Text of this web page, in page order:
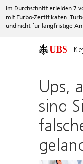
Im Durchschnitt erleiden 7
mit Turbo-Zertifikaten.
und nicht für langfristige
Ups,
sind